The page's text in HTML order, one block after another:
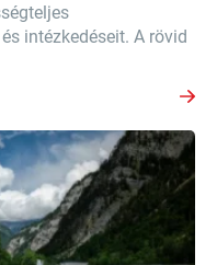
intézkedéseit. A rövid